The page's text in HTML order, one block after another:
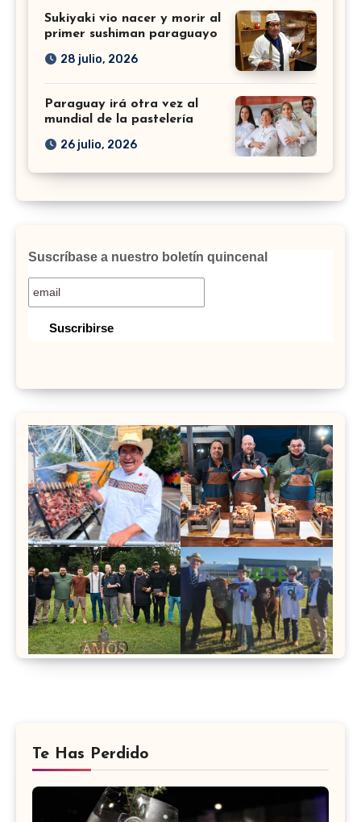
Sukiyaki vio nacer y morir al
primer sushiman paraguayo
28 julio, 2026
Paraguay irá otra vez al
mundial de la pastelería
26 julio, 2026
Suscríbase a nuestro boletín quincenal
Te Has Perdido